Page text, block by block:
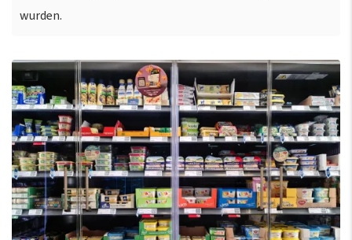
wurden.